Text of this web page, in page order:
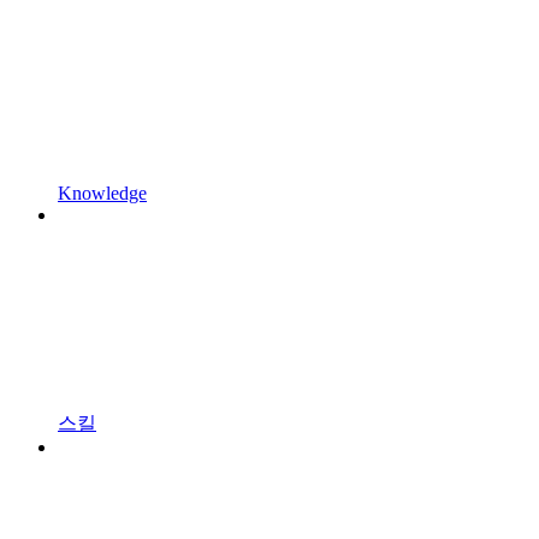
Knowledge
스킬